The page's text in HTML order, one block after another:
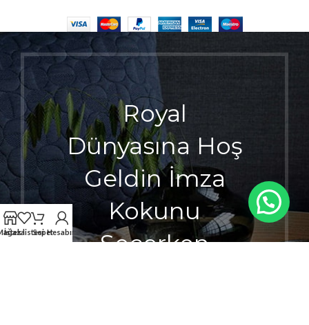
Royal
Dünyasına Hoş
Geldin İmza
Kokunu
Seçerken
İstek listesiSepetHesabım